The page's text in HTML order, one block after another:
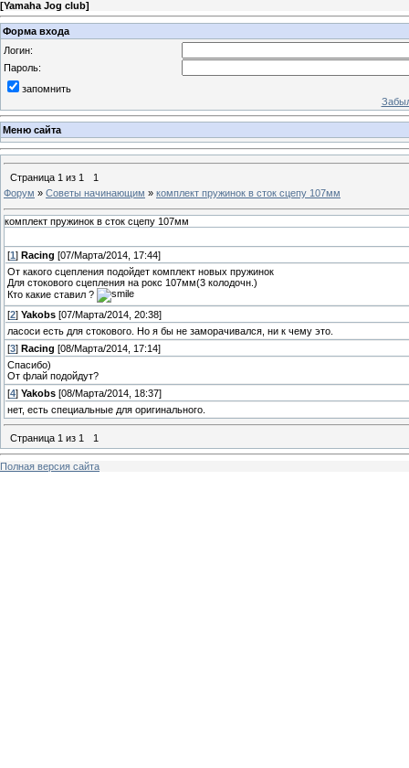
[Yamaha Jog club]
Форма входа
Логин:
Пароль:
запомнить
Меню сайта
Страница 1 из 1
1
Форум » Советы начинающим » комплект пружинок в сток сцепу 107мм
комплект пружинок в сток сцепу 107мм
[1 ] Racing [07/Марта/2014, 17:44]
От какого сцепления подойдет комплект новых пружинок
Для стокового сцепления на рокс 107мм(3 колодочн.)
Кто какие ставил ?
[2] Yakobs [07/Марта/2014, 20:38]
ласоси есть для стокового. Но я бы не заморачивался, ни к чему это.
[3] Racing [08/Марта/2014, 17:14]
Спасибо)
От флай подойдут?
[4] Yakobs [08/Марта/2014, 18:37]
нет, есть специальные для оригинального.
Страница 1 из 1 1
Полная версия сайта